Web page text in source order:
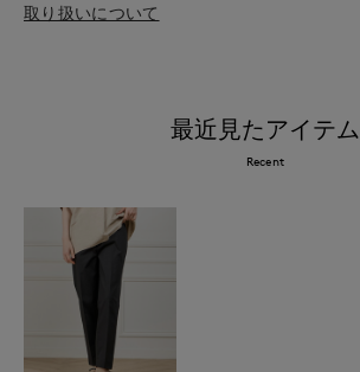
取り扱いについて
最近見たアイテム
Recent